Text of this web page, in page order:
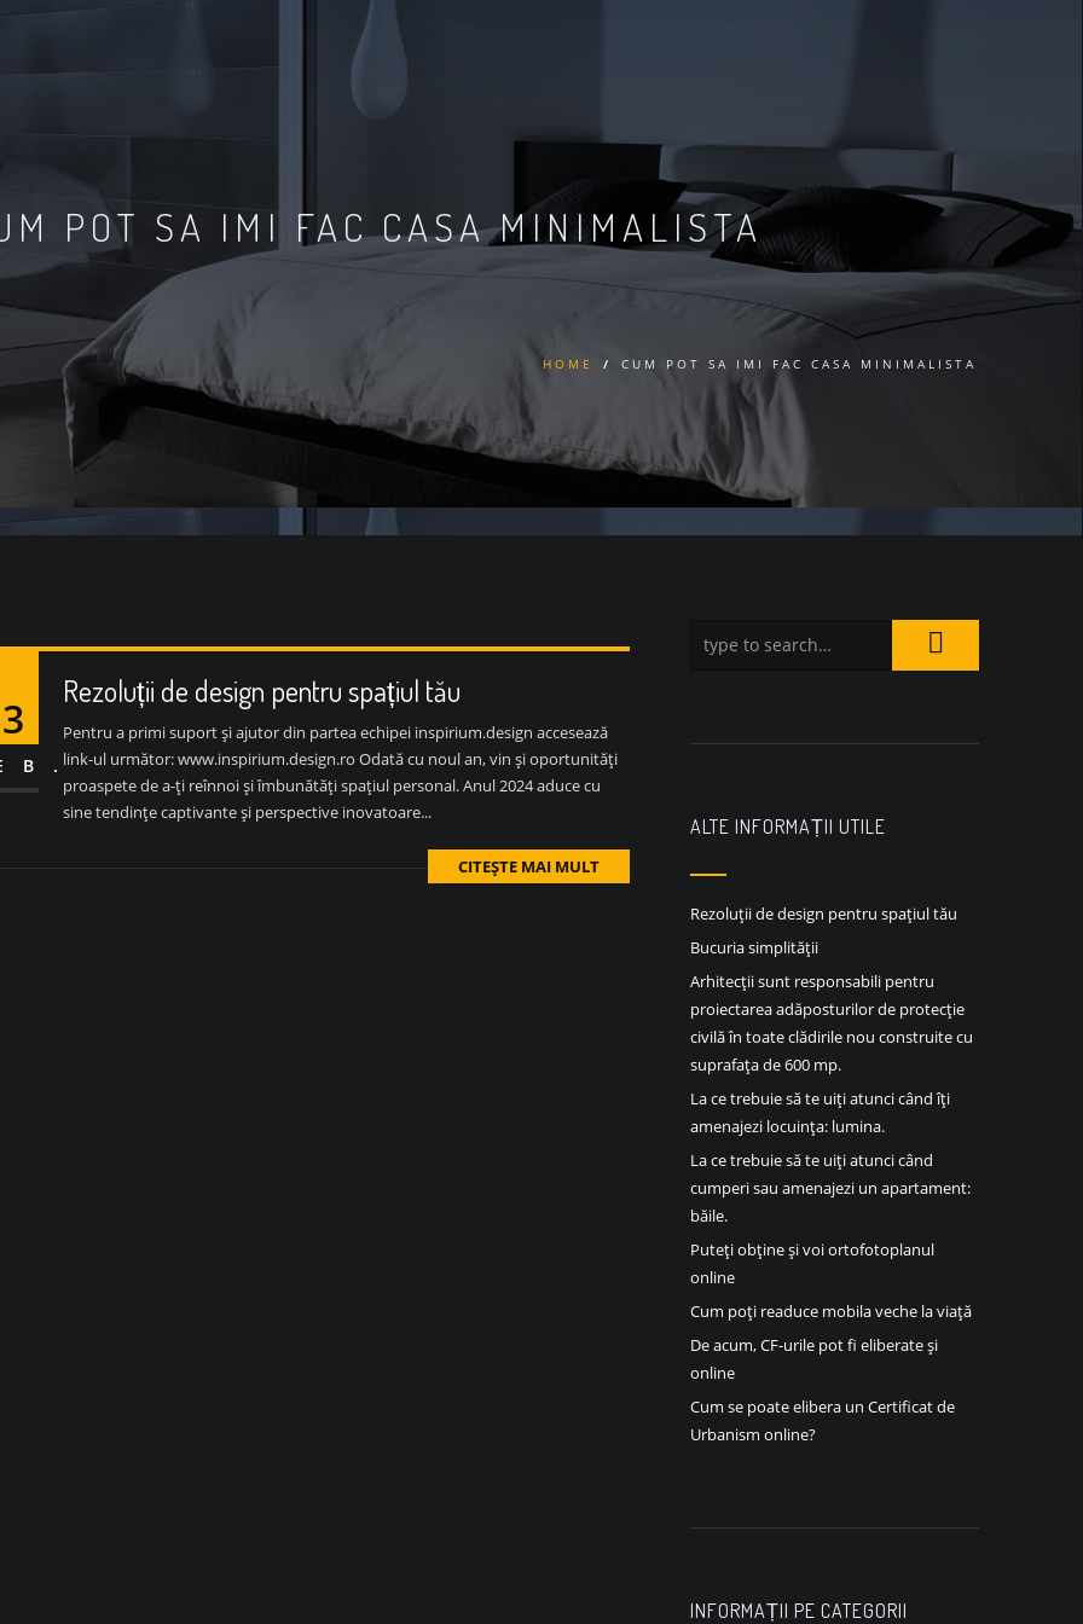
POT SA IMI FAC CASA MINIMALISTA
HOME / CUM POT SA IMI FAC CASA MINIMALISTA
Rezoluții de design pentru spațiul tău
Pentru a primi suport și ajutor din partea echipei inspirium.design accesează
link-ul următor: www.inspirium.design.ro Odată cu noul an, vin și oportunități
proaspete de a-ți reînnoi și îmbunătăți spațiul personal. Anul 2024 aduce cu
sine tendințe captivante și perspective inovatoare...
CITEȘTE MAI MULT
ALTE INFORMAȚII UTILE
Rezoluții de design pentru spațiul tău
Bucuria simplității
Arhitecții sunt responsabili pentru
proiectarea adăposturilor de protecție
civilă în toate clădirile nou construite cu
suprafața de 600 mp.
La ce trebuie să te uiți atunci când îți
amenajezi locuința: lumina.
La ce trebuie să te uiți atunci când
cumperi sau amenajezi un apartament:
băile.
Puteți obține și voi ortofotoplanul
online
Cum poți readuce mobila veche la viață
De acum, CF-urile pot fi eliberate și
online
Cum se poate elibera un Certificat de
Urbanism online?
INFORMAȚII PE CATEGORII